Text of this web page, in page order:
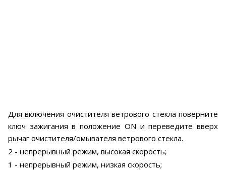
Для включения очистителя ветрового стекла поверните
ключ зажигания в положение ON и переведите вверх
рычаг очистителя/омывателя ветрового стекла.
2 - непрерывный режим, высокая скорость;
1 - непрерывный режим, низкая скорость;